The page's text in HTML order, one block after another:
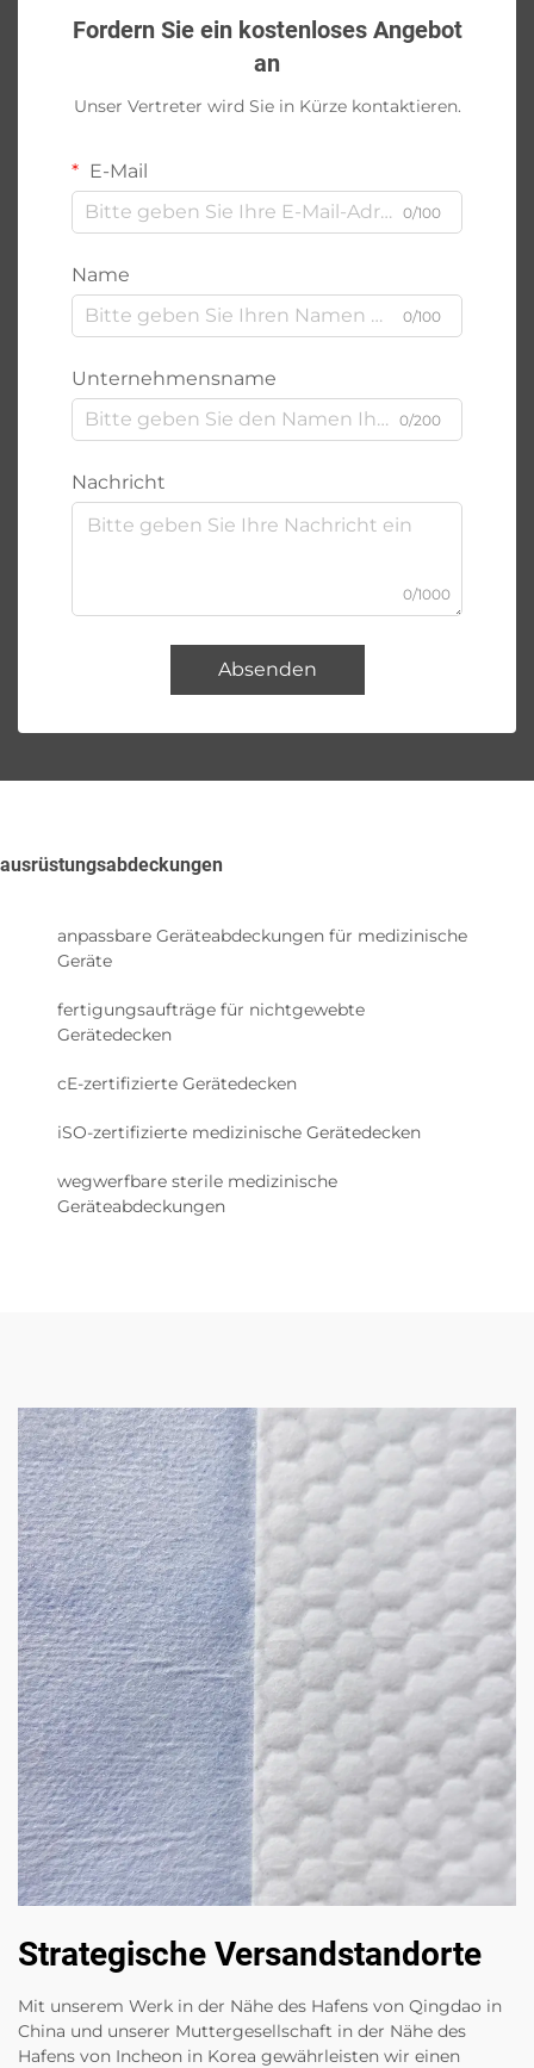
Fordern Sie ein kostenloses Angebot
an
Unser Vertreter wird Sie in Kürze kontaktieren.
E-Mail
0/100
Name
0/100
Unternehmensname
0/200
Nachricht
0/1000
Absenden
ausrüstungsabdeckungen
anpassbare Geräteabdeckungen für medizinische
Geräte
fertigungsaufträge für nichtgewebte
Gerätedecken
cE-zertifizierte Gerätedecken
iSO-zertifizierte medizinische Gerätedecken
wegwerfbare sterile medizinische
Geräteabdeckungen
Strategische Versandstandorte
Mit unserem Werk in der Nähe des Hafens von Qingdao in
China und unserer Muttergesellschaft in der Nähe des
Hafens von Incheon in Korea gewährleisten wir einen